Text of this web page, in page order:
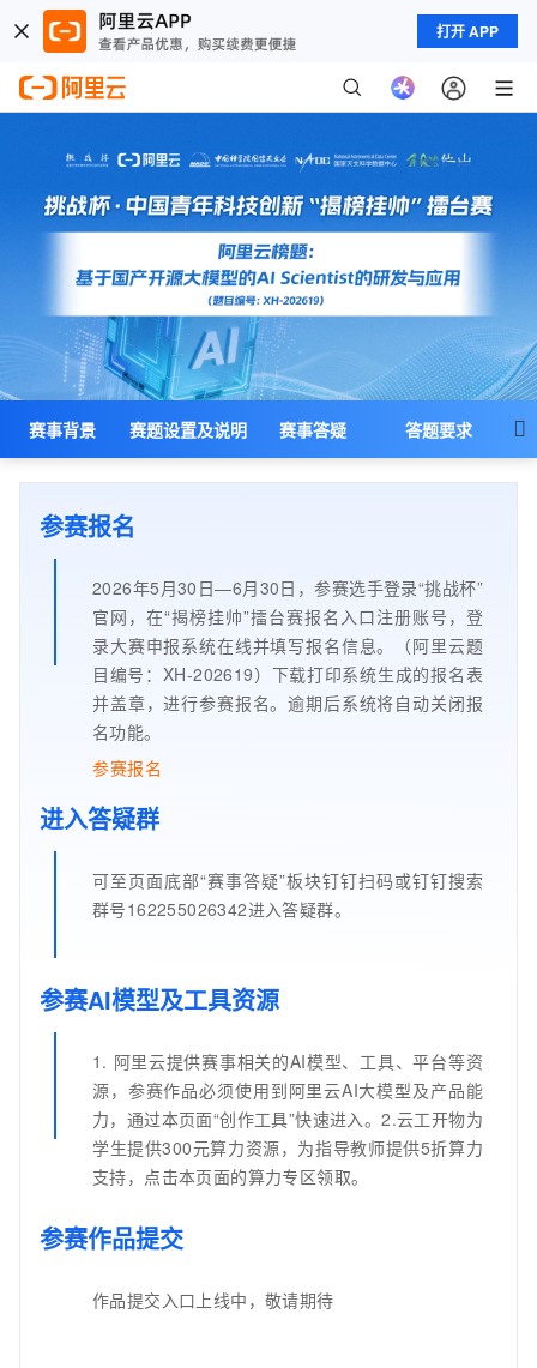
打开 APP

赛事背景 赛题设置及说明 赛事答疑 答题要求
参赛报名
2026年5月30日—6月30日，参赛选手登录“挑战杯”
官网，在“揭榜挂帅”擂台赛报名入口注册账号，登
录大赛申报系统在线并填写报名信息。（阿里云题
目编号：XH-202619）下载打印系统生成的报名表
并盖章，进行参赛报名。逾期后系统将自动关闭报
名功能。
参赛报名
进入答疑群
可至页面底部“赛事答疑”板块钉钉扫码或钉钉搜索
群号162255026342进入答疑群。
参赛AI模型及工具资源
1. 阿里云提供赛事相关的AI模型、工具、平台等资
源，参赛作品必须使用到阿里云AI大模型及产品能
力，通过本页面“创作工具”快速进入。2.云工开物为
学生提供300元算力资源，为指导教师提供5折算力
支持，点击本页面的算力专区领取。
参赛作品提交
作品提交入口上线中，敬请期待